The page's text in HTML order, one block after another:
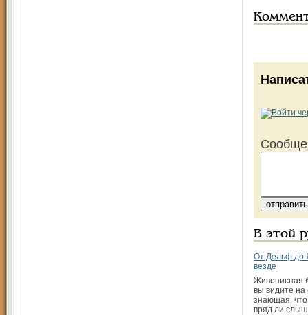
В этой
От Дельф до
везде
Живописная
вы видите на
знающая,
вряд ли